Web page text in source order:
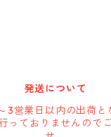
発送について
3営業日以内の出荷と
っておりませんので